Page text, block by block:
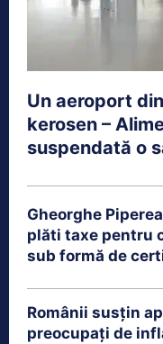
Un aeroport
kerosen –
suspendată o
Gheorghe
plăti taxe pentru
sub formă de
Românii susțin
preocupați de